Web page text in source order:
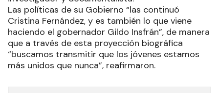
Las políticas de su Gobierno “las continuó
Cristina Fernández, y es también lo que viene
haciendo el gobernador Gildo Insfrán”, de manera
que a través de esta proyección biográfica
“buscamos transmitir que los jóvenes estamos
más unidos que nunca”, reafirmaron.